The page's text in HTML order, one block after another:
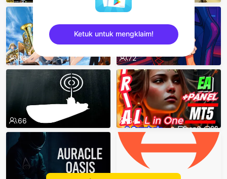
69 72
66 64
Ketuk untuk mengklaim!
sentinelEnd